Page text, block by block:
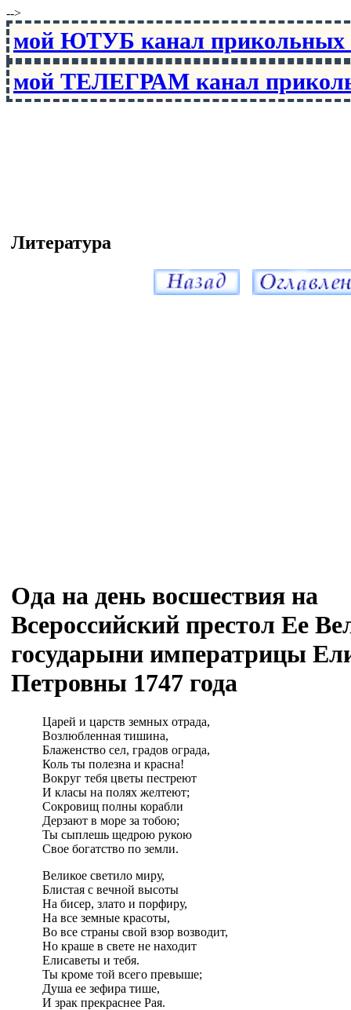
-->
мой ЮТУБ канал
мой ТЕЛЕГРАМ канал
Литература
Ода на день восшествия на
Всероссийский престол Ее
государыни императрицы
Петровны 1747 года
Царей и царств земных отрада,
Возлюбленная тишина,
Блаженство сел, градов ограда,
Коль ты полезна и красна!
Вокруг тебя цветы пестреют
И класы на полях желтеют;
Сокровищ полны корабли
Дерзают в море за тобою;
Ты сыплешь щедрою рукою
Свое богатство по земли.
Великое светило миру,
Блистая с вечной высоты
На бисер, злато и порфиру,
На все земные красоты,
Во все страны свой взор возводит,
Но краше в свете не находит
Елисаветы и тебя.
Ты кроме той всего превыше;
Душа ее зефира тише,
И зрак прекраснее Рая.